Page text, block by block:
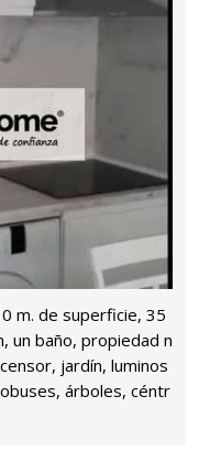
m. de superficie, 35
un baño, propiedad n
jardín, luminos
árboles, céntr